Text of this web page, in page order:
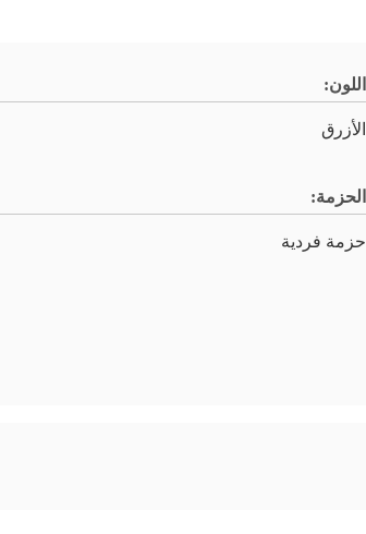
اللون:
الأزرق
الحزمة:
حزمة فردية